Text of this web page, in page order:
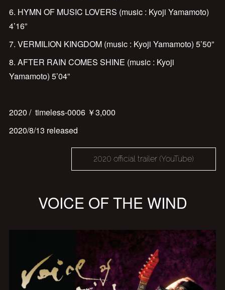
6. HYMN OF MUSIC LOVERS (music : Kyoji Yamamoto)
4’16”
7. VERMILION KINGDOM (music : Kyoji Yamamoto) 5’50”
8. AFTER RAIN COMES SHINE (music : Kyoji
Yamamoto) 5’04”
2020 / timeless-0006 ￥3,000
2020/8/13 released
2020 official trailer (YouTube)
VOICE OF THE WIND